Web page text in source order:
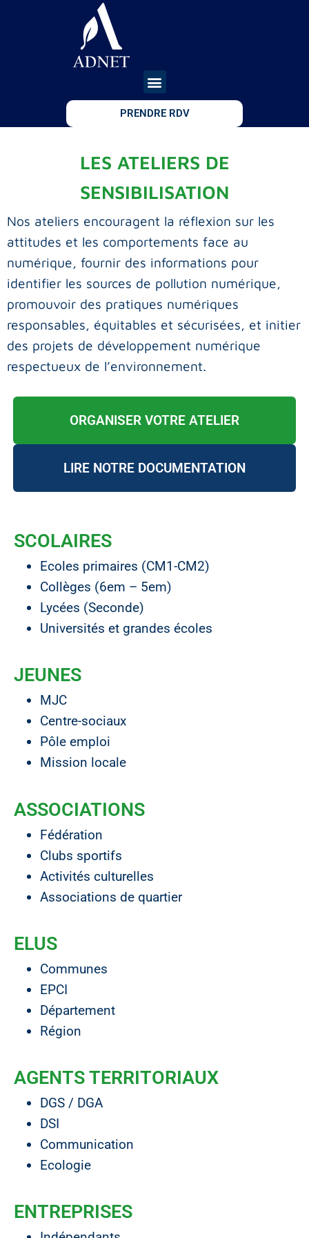
PRENDRE RDV
LES ATELIERS DE
SENSIBILISATION
Nos ateliers encouragent la réflexion sur les
attitudes et les comportements face au
numérique, fournir des informations pour
identifier les sources de pollution numérique,
promouvoir des pratiques numériques
responsables, équitables et sécurisées, et initier
des projets de développement numérique
respectueux de l’environnement.
ORGANISER VOTRE ATELIER
LIRE NOTRE DOCUMENTATION
SCOLAIRES
Ecoles primaires (CM1-CM2)
Collèges (6em – 5em)
Lycées (Seconde)
Universités et grandes écoles
JEUNES
MJC
Centre-sociaux
Pôle emploi
Mission locale
ASSOCIATIONS
Fédération
Clubs sportifs
Activités culturelles
Associations de quartier
ELUS
Communes
EPCI
Département
Région
AGENTS TERRITORIAUX
DGS / DGA
DSI
Communication
Ecologie
ENTREPRISES